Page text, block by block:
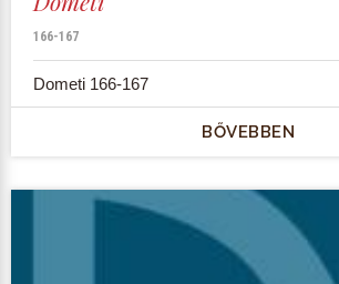
166-167
Dometi 166-167
BŐVEBBEN